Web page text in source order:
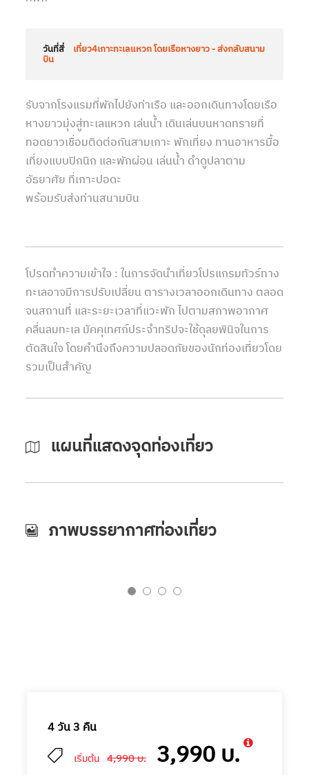
4 วัน 3 คืน
เริ่มต้น 4,990 บ. 3,990 บ.
วันที่สี่ เที่ยว4เกาะทะเลแหวก โดยเรือหางยาว - ส่งกลับสนาม
บิน
รับจากโรงแรมที่พักไปยังท่าเรือ และออกเดินทางโดยเรือ
หางยาวมุ่งสู่ทะเลแหวก เล่นน้ำ เดินเล่นบนหาดทรายที่
ทอดยาวเชื่อมติดต่อกันสามเกาะ พักเที่ยง ทานอาหารมื้อ
เที่ยงแบบปิกนิก และพักผ่อน เล่นน้ำ ดำดูปลาตาม
อัธยาศัย ที่เกาะปอดะ
พร้อมรับส่งท่านสนามบิน
โปรดทำความเข้าใจ : ในการจัดนำเที่ยวโปรแกรมทัวร์ทาง
ทะเลอาจมีการปรับเปลี่ยน ตารางเวลาออกเดินทาง ตลอด
จนสถานที่ และระยะเวลาที่แวะพัก ไปตามสภาพอากาศ
คลี่นลมทะเล มัคคุเทศก์ประจำทริปจะใช้ดุลยพินิจในการ
ตัดสินใจ โดยคำนึงถึงความปลอดภัยของนักท่องเที่ยวโดย
รวมเป็นสำคัญ
แผนที่แสดงจุดท่องเที่ยว
ภาพบรรยากาศท่องเที่ยว